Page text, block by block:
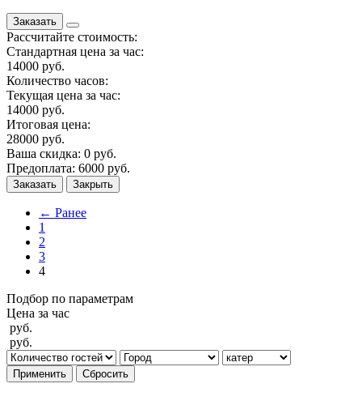
Заказать
Рассчитайте стоимость:
Стандартная цена за час:
14000 руб.
Количество часов:
Текущая цена за час:
14000 руб.
Итоговая цена:
28000 руб.
Ваша скидка: 0 руб.
Предоплата: 6000 руб.
Заказать Закрыть
← Ранее
1
2
3
4
Подбор по параметрам
Цена за час
руб.
руб.
Применить Сбросить